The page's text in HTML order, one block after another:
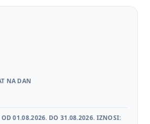
NA DAN
OD 01.08.2026. DO 31.08.2026. IZNOSI: